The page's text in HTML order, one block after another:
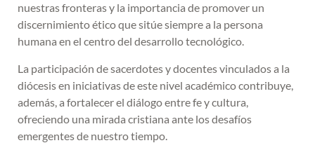
nuestras fronteras y la importancia de promover un
discernimiento ético que sitúe siempre a la persona
humana en el centro del desarrollo tecnológico.
La participación de sacerdotes y docentes vinculados a la
diócesis en iniciativas de este nivel académico contribuye,
además, a fortalecer el diálogo entre fe y cultura,
ofreciendo una mirada cristiana ante los desafíos
emergentes de nuestro tiempo.